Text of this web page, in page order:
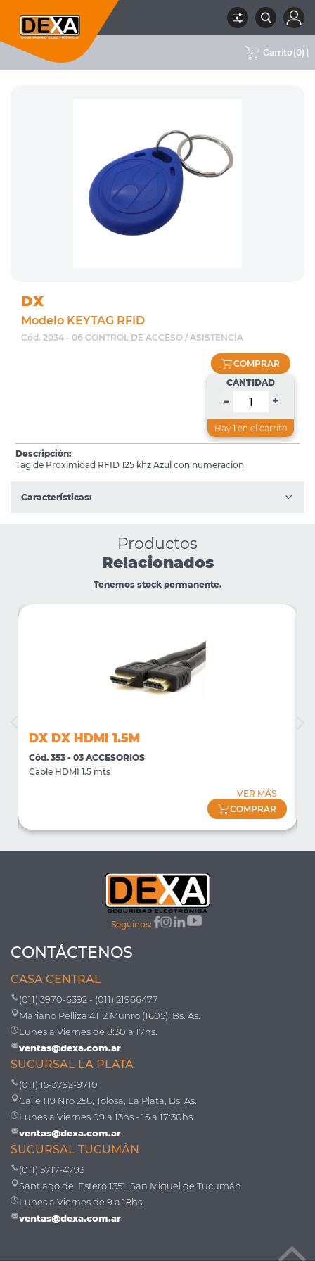
Carrito (0)
06 CONTROL DE
DX
Modelo KEYTAG RFID
Cód. 2034 - 06 CONTROL DE ACCESO / ASISTENCIA
COMPRAR
CANTIDAD
– +
Hay 1 en el carrito
Descripción:
Tag de Proximidad RFID 125 khz Azul con numeracion
Características:
Productos
Relacionados
Tenemos stock permanente.
DX DX HDMI 1.5M
Cód. 353 - 03 ACCESORIOS
Cable HDMI 1.5 mts
VER MÁS
COMPRAR
Seguinos:
CONTÁCTENOS
CASA CENTRAL
(011) 3970-6392 - (011) 21966477
Mariano Pelliza 4112 Munro (1605), Bs. As.
Lunes a Viernes de 8:30 a 17hs.
ventas@dexa.com.ar
SUCURSAL LA PLATA
(011) 15-3792-9710
Calle 119 Nro 258, Tolosa, La Plata, Bs. As.
Lunes a Viernes 09 a 13hs - 15 a 17:30hs
ventas@dexa.com.ar
SUCURSAL TUCUMÁN
(011) 5717-4793
Santiago del Estero 1351, San Miguel de Tucumán
Lunes a Viernes de 9 a 18hs.
ventas@dexa.com.ar